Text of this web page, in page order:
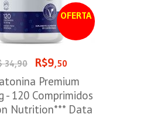
OFERTA
34,90 R$9,50
Premium
- 120 Comprimidos
Nutrition*** Data